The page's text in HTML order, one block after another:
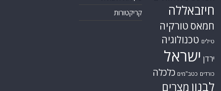
חיזבאללה
חמאס טורקיה
טילים טכנולוגיה
ירדן ישראל
כורדים כטב"מים כלכלה
לבנון מצרים
קריקטורות